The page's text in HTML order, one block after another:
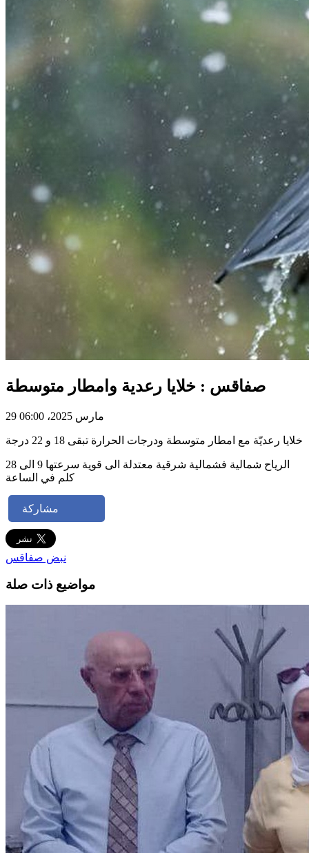
صفاقس : خلايا رعدية وامطار متوسطة
29 مارس 2025، 06:00
خلايا رعديّة مع امطار متوسطة ودرجات الحرارة تبقى 18 و 22 درجة
الرياح شمالية فشمالية شرقية معتدلة الى قوية سرعتها 9 الى 28
كلم في الساعة
مشاركة
نبض صفاقس
مواضيع ذات صلة